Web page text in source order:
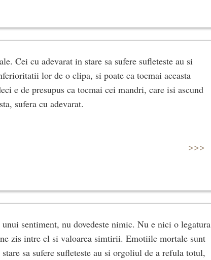
Cei cu adevarat in stare sa sufere sufleteste au si
lor de o clipa, si poate ca tocmai aceasta
e de presupus ca tocmai cei mandri, care isi ascund
sufera cu adevarat.
>>>
sentiment, nu dovedeste nimic. Nu e nici o legatura
zis intre el si valoarea simtirii. Emotiile mortale sunt
sa sufere sufleteste au si orgoliul de a refula totul,